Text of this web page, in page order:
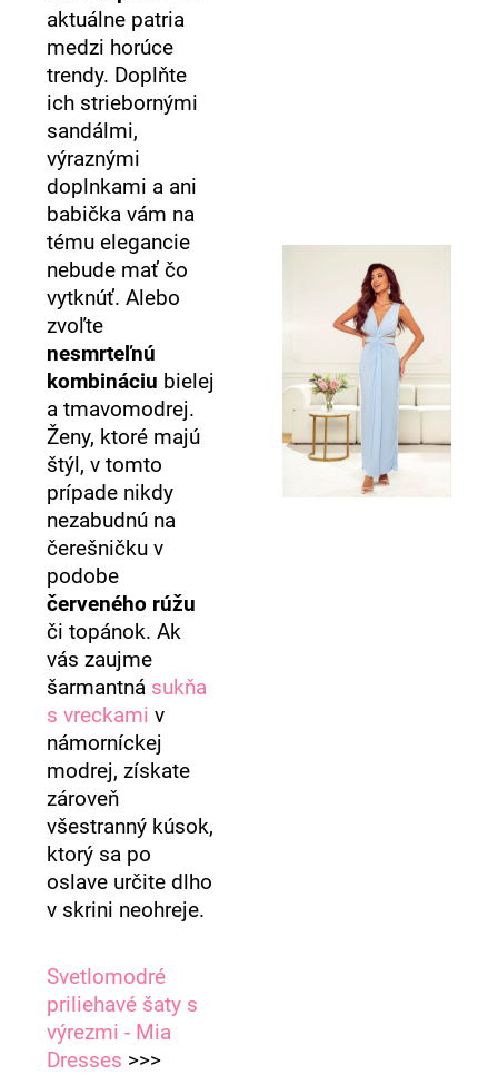
aktuálne patria
medzi horúce
trendy. Doplňte
ich striebornými
sandálmi,
výraznými
doplnkami a ani
babička vám na
tému elegancie
nebude mať čo
vytknúť. Alebo
zvoľte
nesmrteľnú
kombináciu bielej
a tmavomodrej.
Ženy, ktoré majú
štýl, v tomto
prípade nikdy
nezabudnú na
čerešničku v
podobe
červeného rúžu
či topánok. Ak
vás zaujme
šarmantná sukňa
s vreckami v
námorníckej
modrej, získate
zároveň
všestranný kúsok,
ktorý sa po
oslave určite dlho
v skrini neohreje.
Svetlomodré
priliehavé šaty s
výrezmi - Mia
Dresses >>>